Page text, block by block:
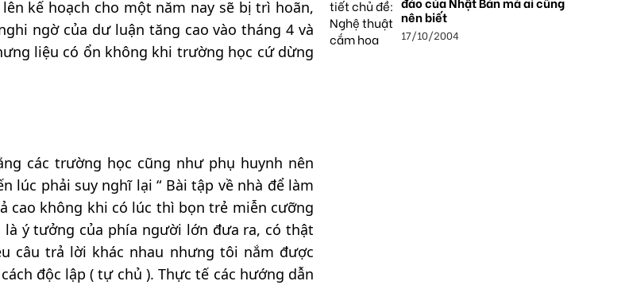
kế hoạch cho một năm nay sẽ bị trì hoãn,
ngờ của dư luận tăng cao vào tháng 4 và
liệu có ổn không khi trường học cứ dừng
các trường học cũng như phụ huynh nên
lúc phải suy nghĩ lại “ Bài tập về nhà để làm
cao không khi có lúc thì bọn trẻ miễn cưỡng
là ý tưởng của phía người lớn đưa ra, có thật
câu trả lời khác nhau nhưng tôi nắm được
độc lập ( tự chủ ). Thực tế các hướng dẫn
nên biết
17/10/2004